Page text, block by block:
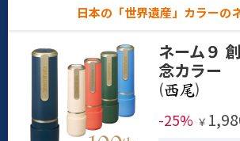
日本の「世界遺産」カラーの
ネーム９
念カラー
(
)
-25% ￥